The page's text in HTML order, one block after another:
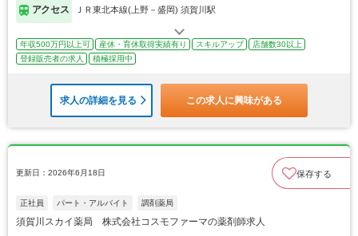
アクセス ＪＲ東北本線(上野－盛岡) 須賀川駅
年収500万円以上可 産休・育休取得実績有り スキルアップ
店舗数30以上
登録販売者の求人
積極採用中
求人の詳細を見る この求人に興味がある
更新日：2026年6月18日 保存する
正社員 パート・アルバイト 調剤薬局
須賀川スカイ薬局 株式会社コスモファーマの薬剤師求人